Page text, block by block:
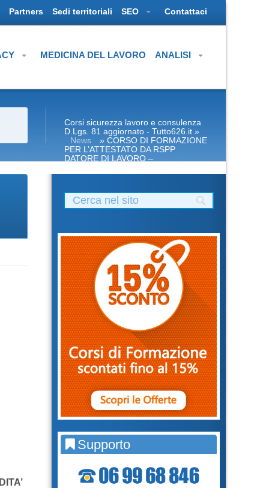
Partners Sedi territoriali SEO Contattaci
MEDICINA DEL LAVORO ANALISI
Corsi sicurezza lavoro e consulenza
D.Lgs. 81 aggiornato - Tutto626.it »
News
» CORSO DI FORMAZIONE
PER L’ATTESTATO DA RSPP
DATORE DI LAVORO –
VIDEOTERMINALI
Supporto